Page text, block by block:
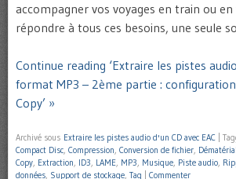
accompagner vos voyages en train ou
répondre à tous ces besoins, une seule
Continue reading ‘Extraire les pistes
format MP3 – 2ème partie :
Copy’ »
Archivé sous Extraire les pistes audio d'un CD avec EAC
Compact Disc, Compression, Conversion de fichier,
Copy, Extraction, ID3, LAME, MP3, Musique, Piste audio,
données, Support de stockage, Tag Commenter